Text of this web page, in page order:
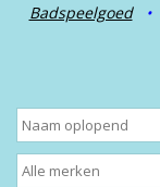
Boeken
Puzzels & Spellen
Badspeelgoed
•